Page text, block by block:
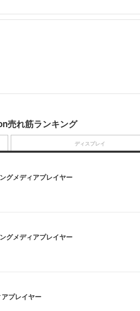
売れ筋ランキング
グメディアプレイヤー
グメディアプレイヤー
プレイヤー
ディスプレイ